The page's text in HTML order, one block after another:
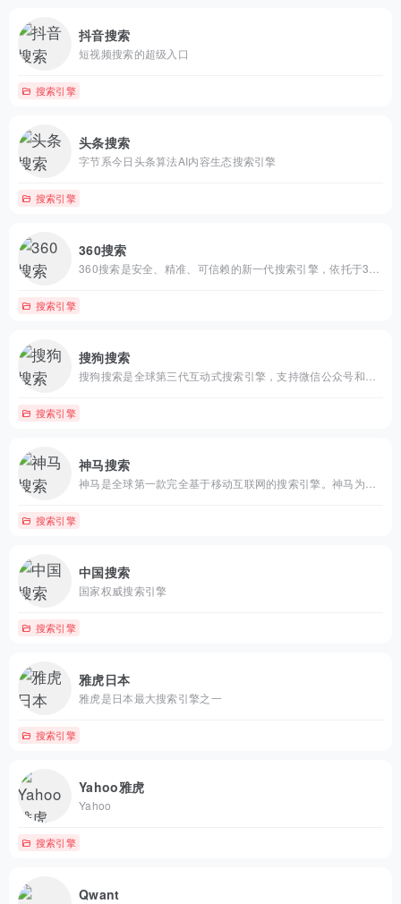
抖音搜索
短视频搜索的超级入口
搜索引擎
头条搜索
字节系今日头条算法AI内容生态搜索引擎
搜索引擎
360搜索
搜索引擎
搜狗搜索
搜索引擎
神马搜索
搜索引擎
中国搜索
国家权威搜索引擎
搜索引擎
雅虎日本
雅虎是日本最大搜索引擎之一
搜索引擎
Yahoo雅虎
Yahoo
搜索引擎
Qwant